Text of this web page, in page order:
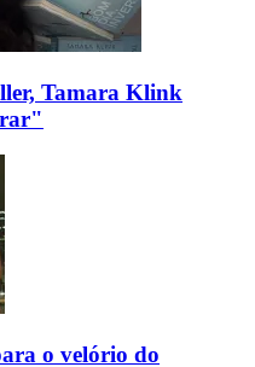
Tamara Klink
o velório do